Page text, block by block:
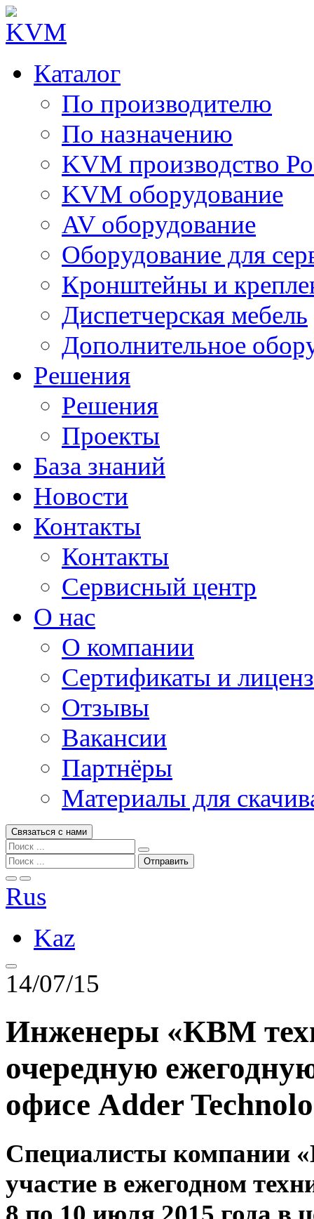
Каталог
По производителю
По назначению
KVM производство
KVM оборудование
AV оборудование
Оборудование для
Кронштейны и
Диспетчерская мебель
Дополнительное
Решения
Решения
Проекты
База знаний
Новости
Контакты
Контакты
Сервисный центр
О нас
О компании
Сертификаты и
Отзывы
Вакансии
Партнёры
Материалы для
Связаться с нами
Rus
Kaz
14/07/15
Инженеры «КВМ
очередную
офисе Adder
Специалисты компании
участие в ежегодном